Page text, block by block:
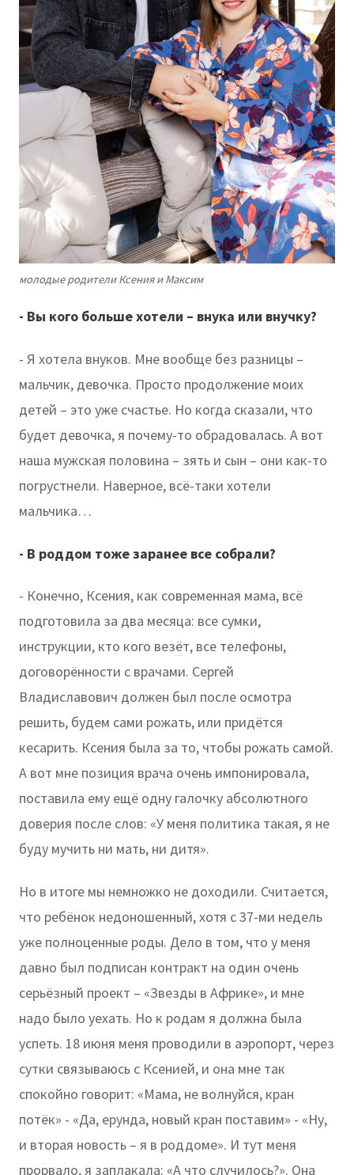
молодые родители Ксения и Максим
- Вы кого больше хотели – внука или внучку?
- Я хотела внуков. Мне вообще без разницы –
мальчик, девочка. Просто продолжение моих
детей – это уже счастье. Но когда сказали, что
будет девочка, я почему-то обрадовалась. А вот
наша мужская половина – зять и сын – они как-то
погрустнели. Наверное, всё-таки хотели
мальчика…
- В роддом тоже заранее все собрали?
- Конечно, Ксения, как современная мама, всё
подготовила за два месяца: все сумки,
инструкции, кто кого везёт, все телефоны,
договорённости с врачами. Сергей
Владиславович должен был после осмотра
решить, будем сами рожать, или придётся
кесарить. Ксения была за то, чтобы рожать самой.
А вот мне позиция врача очень импонировала,
поставила ему ещё одну галочку абсолютного
доверия после слов: «У меня политика такая, я не
буду мучить ни мать, ни дитя».
Но в итоге мы немножко не доходили. Считается,
что ребёнок недоношенный, хотя с 37-ми недель
уже полноценные роды. Дело в том, что у меня
давно был подписан контракт на один очень
серьёзный проект – «Звезды в Африке», и мне
надо было уехать. Но к родам я должна была
успеть. 18 июня меня проводили в аэропорт, через
сутки связываюсь с Ксенией, и она мне так
спокойно говорит: «Мама, не волнуйся, кран
потёк» - «Да, ерунда, новый кран поставим» - «Ну,
и вторая новость – я в роддоме». И тут меня
прорвало, я заплакала: «А что случилось?». Она